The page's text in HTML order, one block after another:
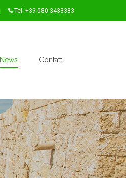
Tel: +39 080 3433383
News Contatti